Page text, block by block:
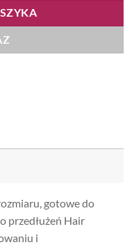
gotowe do
przedłużeń Hair
i